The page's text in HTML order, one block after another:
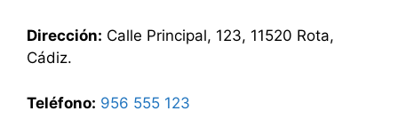
Dirección: Calle Principal, 123, 11520 Rota,
Cádiz.
Teléfono: 956 555 123